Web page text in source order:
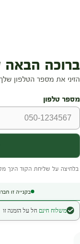
בקנייה זו
משלוח חינם חל על הזמנה זו